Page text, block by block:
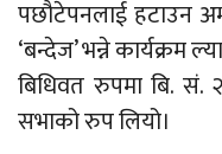
पछौटेपनलाई हटाउन
‘बन्देज’ भन्ने कार्यक्रम
बिधिवत रुपमा बि. सं.
सभाको रुप लियो।